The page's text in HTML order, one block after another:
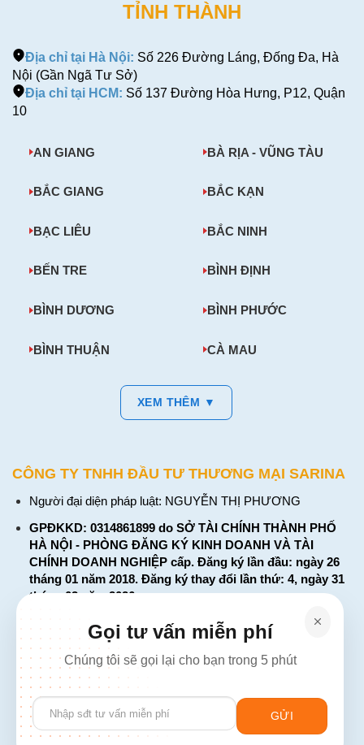
TỈNH THÀNH
Địa chỉ tại Hà Nội: Số 226 Đường Láng, Đống Đa, Hà
Nội (Gần Ngã Tư Sở)
Địa chỉ tại HCM: Số 137 Đường Hòa Hưng, P12, Quận
10
AN GIANG BÀ RỊA - VŨNG TÀU
BẮC GIANG BẮC KẠN
BẠC LIÊU BẮC NINH
BẾN TRE BÌNH ĐỊNH
BÌNH DƯƠNG BÌNH PHƯỚC
BÌNH THUẬN CÀ MAU
XEM THÊM ▼
CÔNG TY TNHH ĐẦU TƯ THƯƠNG MẠI SARINA
Người đại diện pháp luật: NGUYỄN THỊ PHƯƠNG
GPĐKKD: 0314861899 do SỞ TÀI CHÍNH THÀNH PHỐ
HÀ NỘI - PHÒNG ĐĂNG KÝ KINH DOANH VÀ TÀI
CHÍNH DOANH NGHIỆP cấp. Đăng ký lần đầu: ngày 26
tháng 01 năm 2018. Đăng ký thay đổi lần thứ: 4, ngày 31
tháng 03 năm 2026
226 Đường Láng, Đống Đa, Hà Nội
137 Đường Hòa Hưng, Phường 12, Quận 10, TP. Hồ Chí
Minh
Hotline: 1900 2106 - 0386 001 001
Email:Giaiphap3g@gmail.com
Gọi tư vấn miễn phí
Chúng tôi sẽ gọi lại cho bạn trong 5 phút
Please
leave